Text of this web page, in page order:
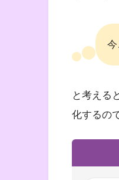
と考える
化するの